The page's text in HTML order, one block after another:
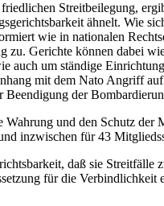
Streitbeilegung,
ähnelt. Wie
wie in nationalen
zu. Gerichte können dabei
auch um ständige
mit dem Nato Angriff
der
und den Schutz
inzwischen für 43
daß sie
für die